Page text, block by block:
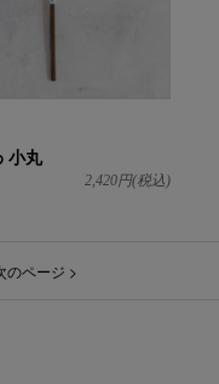
小丸
2,420円(税込)
のページ >